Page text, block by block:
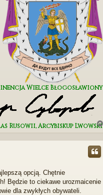
Wielce Błogosławiony
Rusowii, Arcybiskup Lwowski
opcją. Chętnie
Będzie to ciekawe urozmaicenie
dla zwykłych obywateli.